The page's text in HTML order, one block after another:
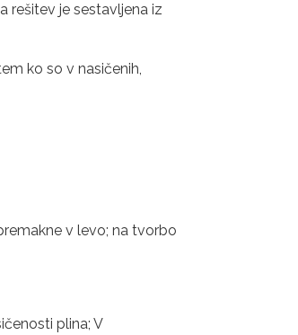
rešitev je sestavljena iz
ko so v nasičenih,
v levo; na tvorbo
plina; V